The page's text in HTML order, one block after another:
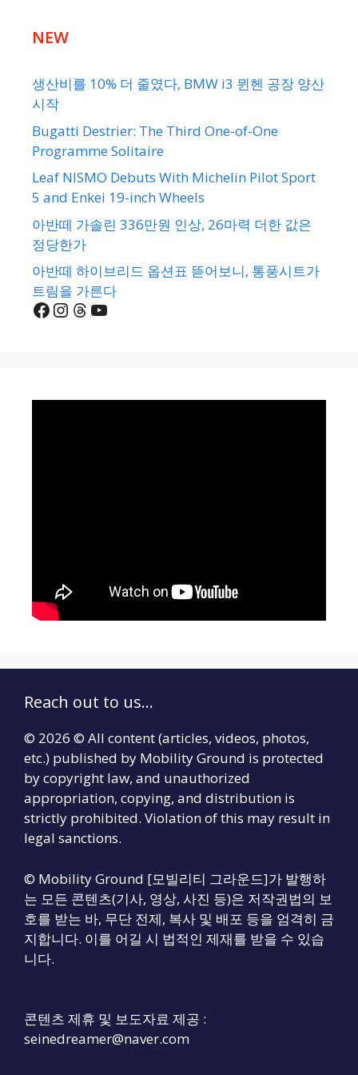
NEW
생산비를 10% 더 줄였다, BMW i3 뮌헨 공장 양산
시작
Bugatti Destrier: The Third One-of-One
Programme Solitaire
Leaf NISMO Debuts With Michelin Pilot Sport
5 and Enkei 19-inch Wheels
아반떼 가솔린 336만원 인상, 26마력 더한 값은
정당한가
아반떼 하이브리드 옵션표 뜯어보니, 통풍시트가
트림을 가른다
Facebook
Instagram
Threads
YouTube
Reach out to us...
© 2026 © All content (articles, videos, photos,
etc.) published by Mobility Ground is protected
by copyright law, and unauthorized
appropriation, copying, and distribution is
strictly prohibited. Violation of this may result in
legal sanctions.
© Mobility Ground [모빌리티 그라운드]가 발행하
는 모든 콘텐츠(기사, 영상, 사진 등)은 저작권법의 보
호를 받는 바, 무단 전제, 복사 및 배포 등을 엄격히 금
지합니다. 이를 어길 시 법적인 제재를 받을 수 있습
니다.
콘텐츠 제휴 및 보도자료 제공 :
seinedreamer@naver.com